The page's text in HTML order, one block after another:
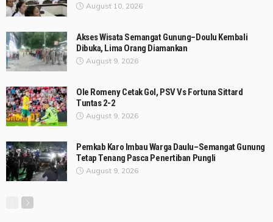
August 10, 2026
Akses Wisata Semangat Gunung–Doulu Kembali
Dibuka, Lima Orang Diamankan
August 9, 2026
Ole Romeny Cetak Gol, PSV Vs Fortuna Sittard
Tuntas 2-2
August 9, 2026
Pemkab Karo Imbau Warga Daulu–Semangat Gunung
Tetap Tenang Pasca Penertiban Pungli
August 9, 2026